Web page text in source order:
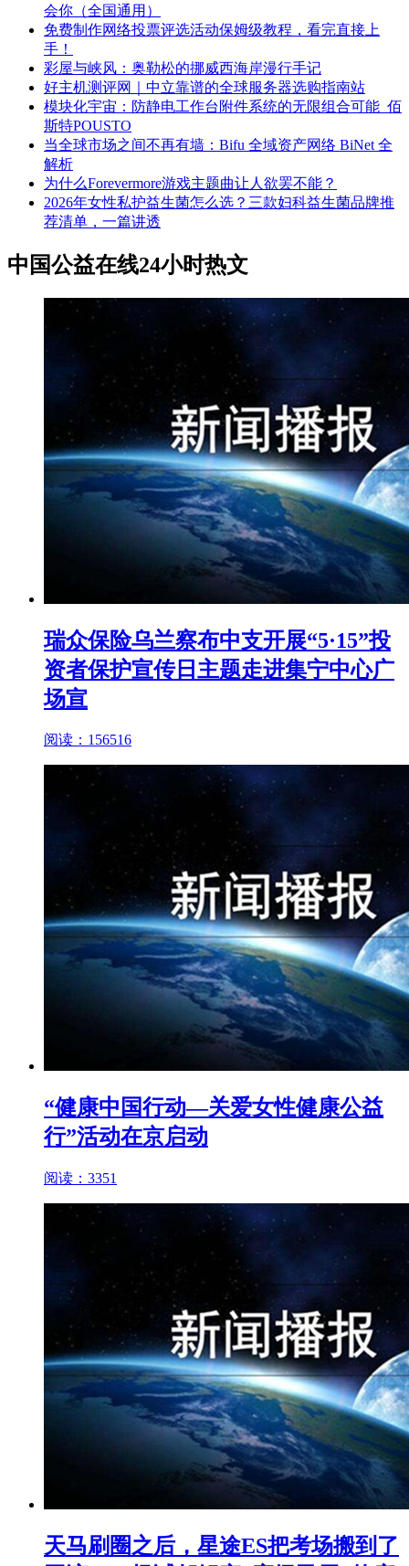
会你（全国通用）
免费制作网络投票评选活动保姆级教程，看完直接上
手！
彩屋与峡风：奥勒松的挪威西海岸漫行手记
好主机测评网｜中立靠谱的全球服务器选购指南站
模块化宇宙：防静电工作台附件系统的无限组合可能_佰
斯特POUSTO
当全球市场之间不再有墙：Bifu 全域资产网络 BiNet 全
解析
为什么Forevermore游戏主题曲让人欲罢不能？
2026年女性私护益生菌怎么选？三款妇科益生菌品牌推
荐清单，一篇讲透
中国公益在线24小时热文
瑞众保险乌兰察布中支开展“5·15”投
资者保护宣传日主题走进集宁中心广
场宣
阅读：156516
“健康中国行动—关爱女性健康公益
行”活动在京启动
阅读：3351
天马刷圈之后，星途ES把考场搬到了